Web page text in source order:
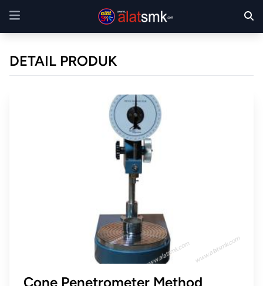
DETAIL PRODUK
Cone Penetrometer Method